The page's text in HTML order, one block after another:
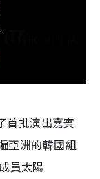
首批演出嘉賓
亞洲的韓國組
員太陽